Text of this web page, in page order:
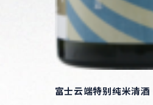
富士云端特别纯米清酒